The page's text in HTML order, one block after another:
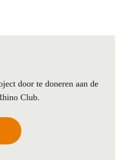
door te doneren aan de
Club.